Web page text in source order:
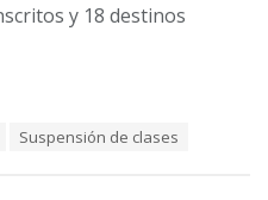
y 18 destinos
Suspensión de clases